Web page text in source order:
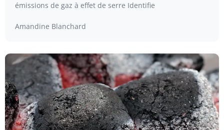
émissions de gaz à effet de serre Identifie
Amandine Blanchard